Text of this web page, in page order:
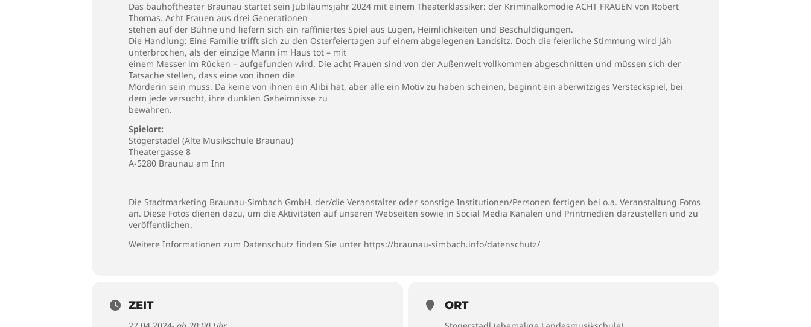
Das bauhoftheater Braunau startet sein Jubiläumsjahr 2024 mit einem Theaterklassiker: der Kriminalkomödie ACHT FRAUEN von Robert
Thomas. Acht Frauen aus drei Generationen
stehen auf der Bühne und liefern sich ein raffiniertes Spiel aus Lügen, Heimlichkeiten und Beschuldigungen.
Die Handlung: Eine Familie trifft sich zu den Osterfeiertagen auf einem abgelegenen Landsitz. Doch die feierliche Stimmung wird jäh
unterbrochen, als der einzige Mann im Haus tot – mit
einem Messer im Rücken – aufgefunden wird. Die acht Frauen sind von der Außenwelt vollkommen abgeschnitten und müssen sich der
Tatsache stellen, dass eine von ihnen die
Mörderin sein muss. Da keine von ihnen ein Alibi hat, aber alle ein Motiv zu haben scheinen, beginnt ein aberwitziges Versteckspiel, bei
dem jede versucht, ihre dunklen Geheimnisse zu
bewahren.
Spielort:
Stögerstadel (Alte Musikschule Braunau)
Theatergasse 8
A-5280 Braunau am Inn
Die Stadtmarketing Braunau-Simbach GmbH, der/die Veranstalter oder sonstige Institutionen/Personen fertigen bei o.a. Veranstaltung Fotos
an. Diese Fotos dienen dazu, um die Aktivitäten auf unseren Webseiten sowie in Social Media Kanälen und Printmedien darzustellen und zu
veröffentlichen.
Weitere Informationen zum Datenschutz finden Sie unter https://braunau-simbach.info/datenschutz/
ZEIT ORT